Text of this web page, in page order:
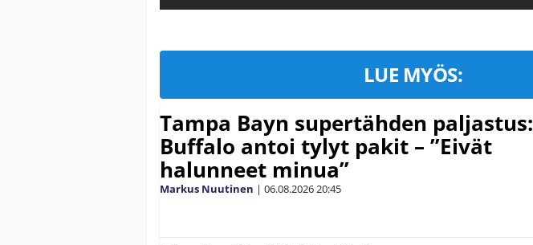
LUE MYÖS:
Tampa Bayn supertähden paljastus:
Buffalo antoi tylyt pakit – ”Eivät
halunneet minua”
Markus Nuutinen | 06.08.202620:45